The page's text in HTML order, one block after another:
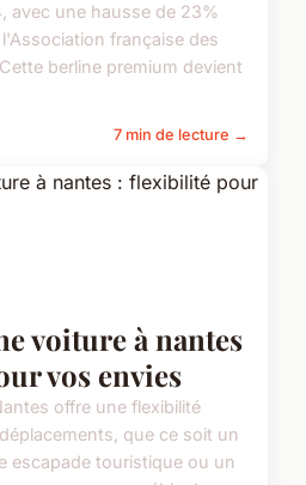
avec une hausse de 23%
française des
berline premium devient
7 min de lecture →
voiture à nantes
vos envies
offre une flexibilité
que ce soit un
escapade touristique ou un